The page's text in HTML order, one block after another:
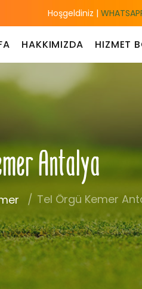
Hoşgeldiniz |
HAKKIMIZDA HIZMET
Antalya
Tel Örgü Kemer